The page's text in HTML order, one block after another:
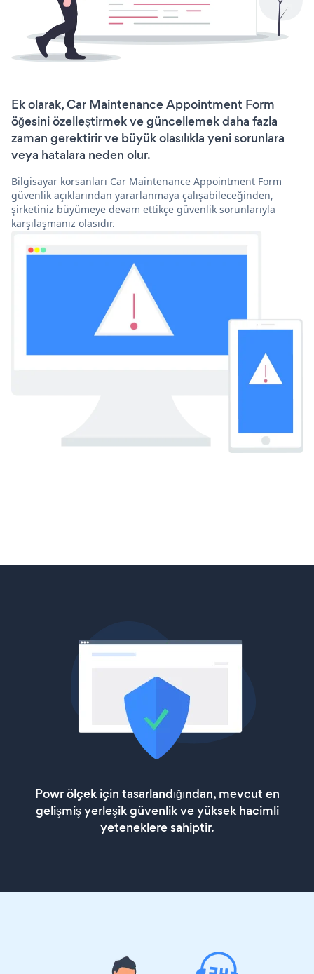
Ek olarak, Car Maintenance Appointment Form
öğesini özelleştirmek ve güncellemek daha fazla
zaman gerektirir ve büyük olasılıkla yeni sorunlara
veya hatalara neden olur.
Bilgisayar korsanları Car Maintenance Appointment Form
güvenlik açıklarından yararlanmaya çalışabileceğinden,
şirketiniz büyümeye devam ettikçe güvenlik sorunlarıyla
karşılaşmanız olasıdır.
Powr ölçek için tasarlandığından, mevcut en
gelişmiş yerleşik güvenlik ve yüksek hacimli
yeteneklere sahiptir.